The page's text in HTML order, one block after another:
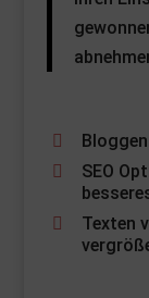
SEO
Texten